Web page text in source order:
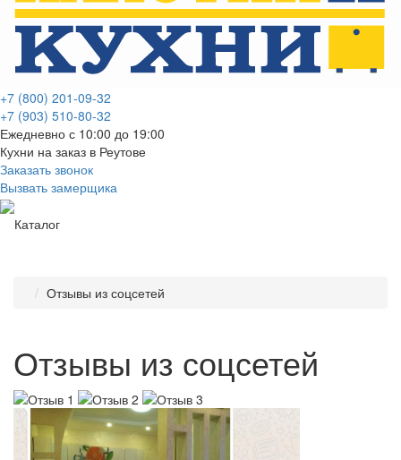
+7 (800) 201-09-32
+7 (903) 510-80-32
Ежедневно с 10:00 до 19:00
Кухни на заказ в Реутове
Заказать звонок
Вызвать замерщика
Каталог
Отзывы из соцсетей
Отзывы из соцсетей